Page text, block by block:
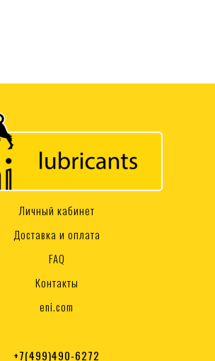
Личный кабинет
Доставка и оплата
FAQ
Контакты
eni.com
+7(499)490-6272